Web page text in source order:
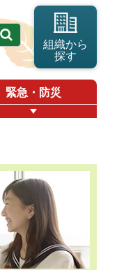
組織から
探す
緊急・防災